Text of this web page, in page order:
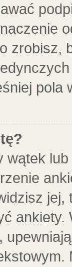
zrobisz,
pola
wątek
ankiety.